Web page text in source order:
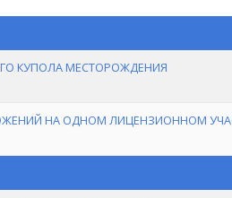
КУПОЛА МЕСТОРОЖДЕНИЯ
НА ОДНОМ ЛИЦЕНЗИОННОМ